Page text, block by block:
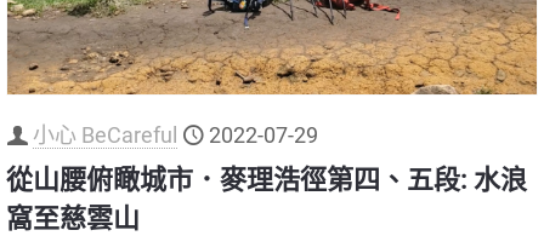
小心 BeCareful 2022-07-29
從山腰俯瞰城市．麥理浩徑第四、五段: 水浪
窩至慈雲山